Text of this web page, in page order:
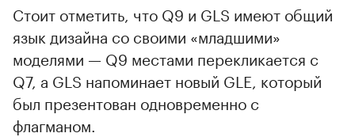
Стоит отметить, что Q9 и GLS имеют общий
язык дизайна со своими «младшими»
моделями — Q9 местами перекликается с
Q7, а GLS напоминает новый GLE, который
был презентован одновременно с
флагманом.